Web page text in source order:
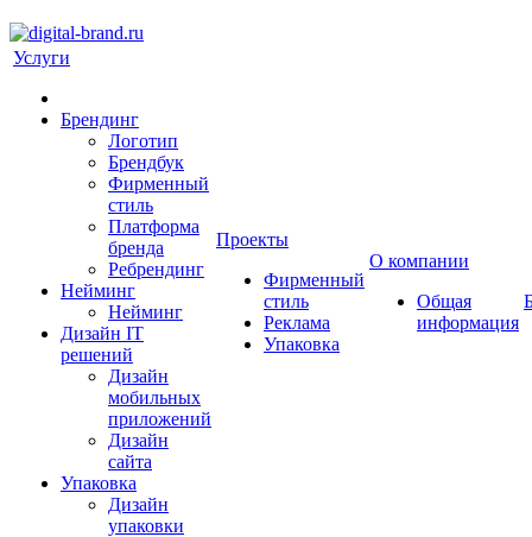
Услуги
Брендинг
Логотип
Брендбук
Фирменный
стиль
Платформа
бренда
Ребрендинг
Нейминг
Нейминг
Дизайн IT
решений
Дизайн
мобильных
приложений
Дизайн
сайта
Упаковка
Дизайн
упаковки
Проекты
Фирменный
стиль
Реклама
Упаковка
О компании
Общая
информация